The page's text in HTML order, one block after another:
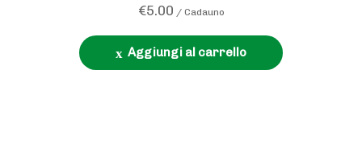
€5.00 / Cadauno
Aggiungi al carrello